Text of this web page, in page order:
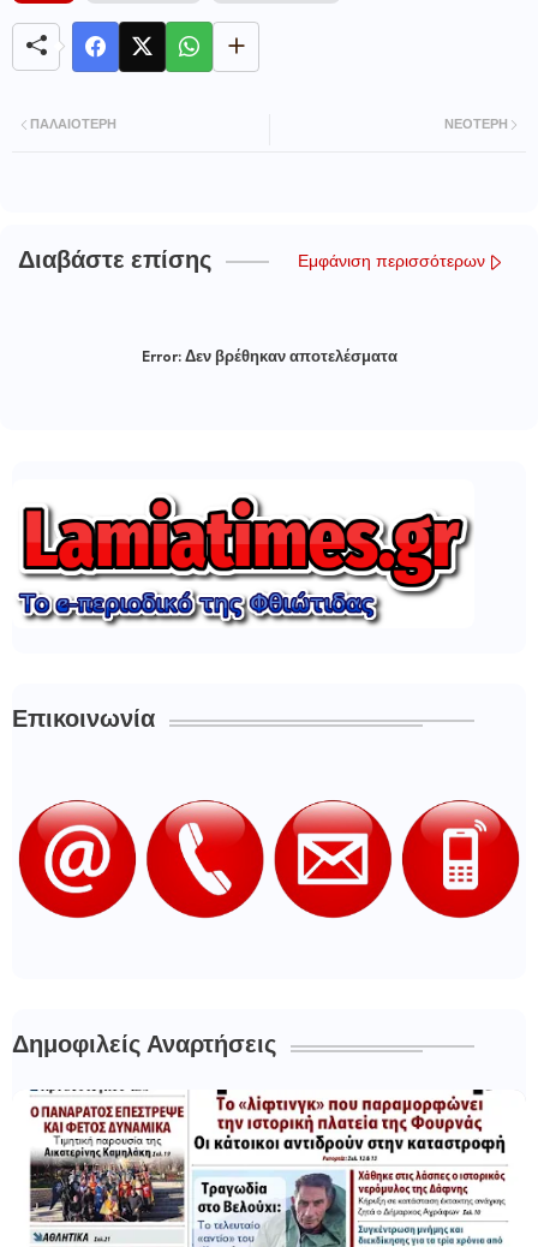
ΝΕΌΤΕΡΗ
ΠΑΛΑΙΌΤΕΡΗ
Διαβάστε επίσης Εμφάνιση περισσότερων
Error:Δεν βρέθηκαν αποτελέσματα
Επικοινωνία
Δημοφιλείς Αναρτήσεις